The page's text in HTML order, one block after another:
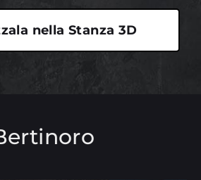
nella Stanza 3D